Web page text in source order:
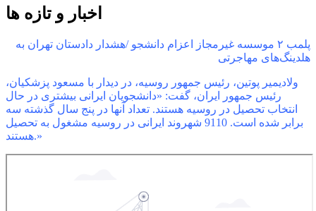
اخبار و تازه ها
پلمب ۲ موسسه غیرمجاز اعزام دانشجو /هشدار دادستان تهران به
هلدینگ‌های مهاجرتی
ولادیمیر پوتین، رئیس جمهور روسیه، در دیدار با مسعود پزشکیان،
رئیس جمهور ایران، گفت: «دانشجویان ایرانی بیشتری در حال
انتخاب تحصیل در روسیه هستند. تعداد آنها در پنج سال گذشته سه
برابر شده است. 9110 شهروند ایرانی در روسیه مشغول به تحصیل
هستند.»